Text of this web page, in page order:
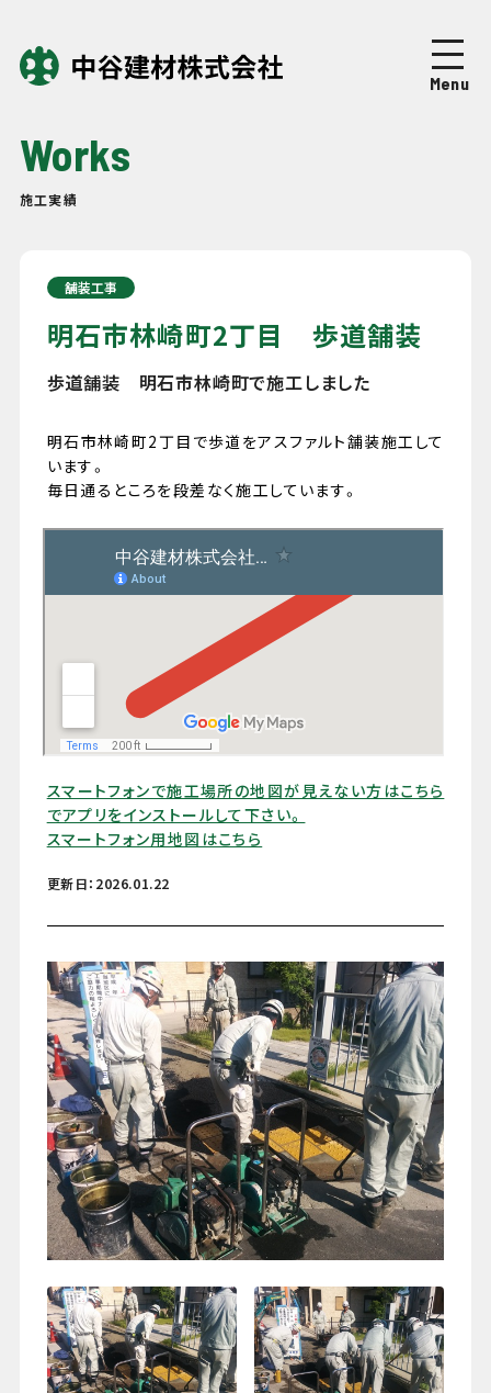
Menu
Business
Company 企業情報
Newsニュース
Recruit
079-447-4112
（受付時間 : 平日10:00〜17:00）
お問い合わせ
Works
施工実績
舗装工事
明石市林崎町2丁目 歩道舗装
歩道舗装 明石市林崎町で施工しました
明石市林崎町2丁目で歩道をアスファルト舗装施工して
います。
毎日通るところを段差なく施工しています。
スマートフォンで施工場所の地図が見えない方はこちら
でアプリをインストールして下さい。
スマートフォン用地図はこちら
更新日：2026.01.22